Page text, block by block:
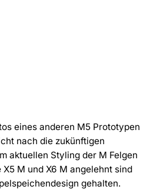
eines anderen M5 Prototypen
nach die zukünftigen
aktuellen Styling der M Felgen
M und X6 M angelehnt sind
gehalten.